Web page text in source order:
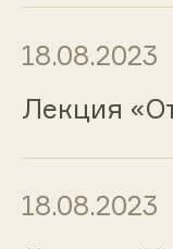
18.08.2023
Лекция
18.08.2023